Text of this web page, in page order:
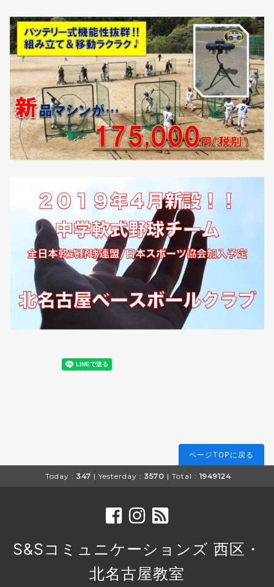
ページTOPに戻る
Today : 347 | Yesterday : 3570 | Total : 1949124
S&Sコミュニケーションズ 西区・
北名古屋教室